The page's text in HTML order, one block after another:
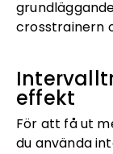
crosstrainern
effekt
För att få ut
du använda